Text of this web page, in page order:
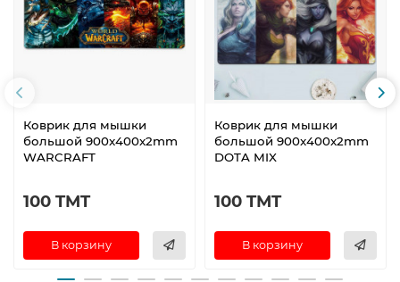
Коврик для мышки
большой 900x400x2mm
WARCRAFT
100 TMT
В корзину
Коврик для мышки
большой 900x400x2mm
DOTA MIX
100 TMT
В корзину